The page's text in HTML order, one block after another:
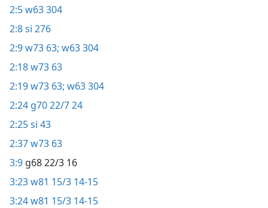
2:5w63 304
2:8si 276
2:9w73 63; w63 304
2:18w73 63
2:19w73 63; w63 304
2:24 g70 22/7 24
2:25si 43
2:37w73 63
3:9 g68 22/3 16
3:23w81 15/3 14-15
3:24w81 15/3 14-15